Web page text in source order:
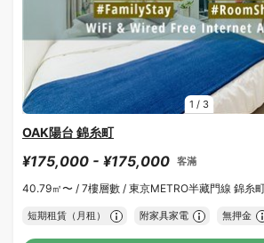
1 / 3
OAK陽台 錦糸町
¥175,000 - ¥175,000 客滿
40.79㎡〜 / 7樓層數 / 東京METRO半藏門線 錦糸
短期租賃（月租） 附家具家電 無押金